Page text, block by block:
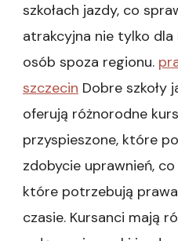
szkołach jazdy, co
atrakcyjna nie tylko dla
osób spoza regionu.
szczecin Dobre szkoły
oferują różnorodne
przyspieszone, które
zdobycie uprawnień,
które potrzebują
czasie. Kursanci mają